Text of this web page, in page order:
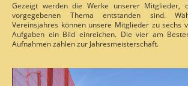
Gezeigt werden die Werke unserer Mitglieder,
vorgegebenen Thema entstanden sind.
Vereinsjahres können unsere Mitglieder zu sechs
Aufgaben ein Bild einreichen. Die vier am
Aufnahmen zählen zur Jahresmeisterschaft.